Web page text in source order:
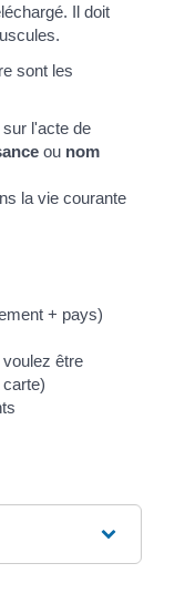
Il doit
sont les
l'acte de
ou nom
la vie courante
+ pays)
être